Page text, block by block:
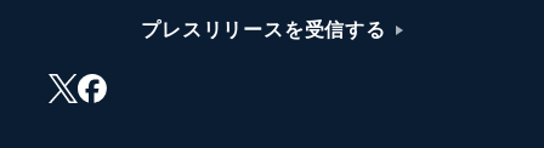
プレスリリースを受信する